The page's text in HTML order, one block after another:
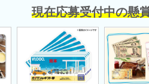
現在応募受付中の懸